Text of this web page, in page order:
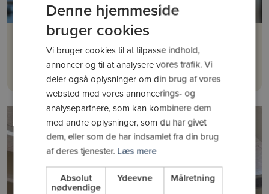
Ghita Hansen
Personlig træner
Mere om Ghita Hansen
Denne hjemmeside
bruger cookies
Vi bruger cookies til at tilpasse indhold,
annoncer og til at analysere vores trafik. Vi
deler også oplysninger om din brug af vores
websted med vores annoncerings- og
analysepartnere, som kan kombinere dem
med andre oplysninger, som du har givet
dem, eller som de har indsamlet fra din brug
af deres tjenester.Læs mere
Absolut
nødvendige
Ydeevne Målretning